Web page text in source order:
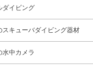
ダイビング
スキューバダイビング器材
水中カメラ